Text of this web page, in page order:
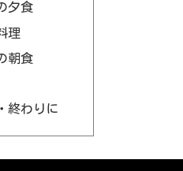
夕食
理
朝食
終わりに